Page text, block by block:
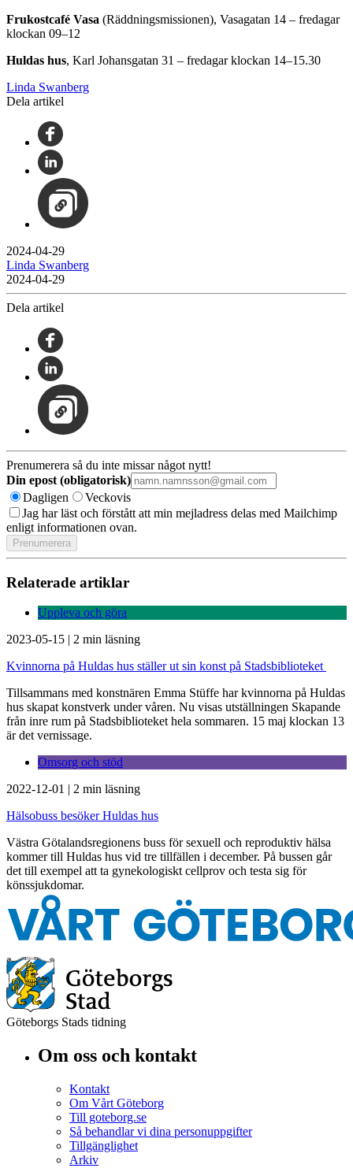
Frukostcafé Vasa (Räddningsmissionen), Vasagatan 14 – fredagar
klockan 09–12
Huldas hus, Karl Johansgatan 31 – fredagar klockan 14–15.30
Linda Swanberg
Dela artikel
2024-04-29
Linda Swanberg
2024-04-29
Dela artikel
Prenumerera så du inte missar något nytt!
Din epost (obligatorisk)
Dagligen
Veckovis
Jag har läst och förstått att min mejladress delas med Mailchimp
enligt informationen ovan.
Relaterade artiklar
Uppleva och göra
2023-05-15 | 2 min läsning
Kvinnorna på Huldas hus ställer ut sin konst på Stadsbiblioteket
Tillsammans med konstnären Emma Stüffe har kvinnorna på Huldas
hus skapat konstverk under våren. Nu visas utställningen Skapande
från inre rum på Stadsbiblioteket hela sommaren. 15 maj klockan 13
är det vernissage.
Omsorg och stöd
2022-12-01 | 2 min läsning
Hälsobuss besöker Huldas hus
Västra Götalandsregionens buss för sexuell och reproduktiv hälsa
kommer till Huldas hus vid tre tillfällen i december. På bussen går
det till exempel att ta gynekologiskt cellprov och testa sig för
könssjukdomar.
Göteborgs Stads tidning
Om oss och kontakt
Kontakt
Om Vårt Göteborg
Till goteborg.se
Så behandlar vi dina personuppgifter
Tillgänglighet
Arkiv